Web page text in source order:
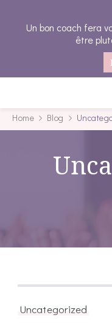
Un bon coach fera
être
Home Blog
Uncategorized